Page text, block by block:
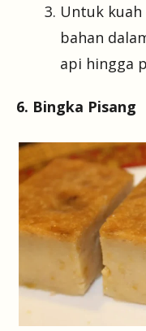
Untuk
bahan
api hingga
6. Bingka Pisang